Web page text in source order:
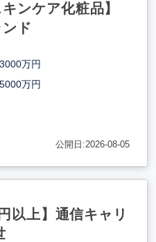
ンケア化粧品】
ド
万円
万円
公開日:2026-08-05
以上】通信キャリ